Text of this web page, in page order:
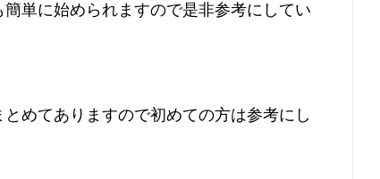
単に始められますので是非参考にしてい
めてありますので初めての方は参考にし